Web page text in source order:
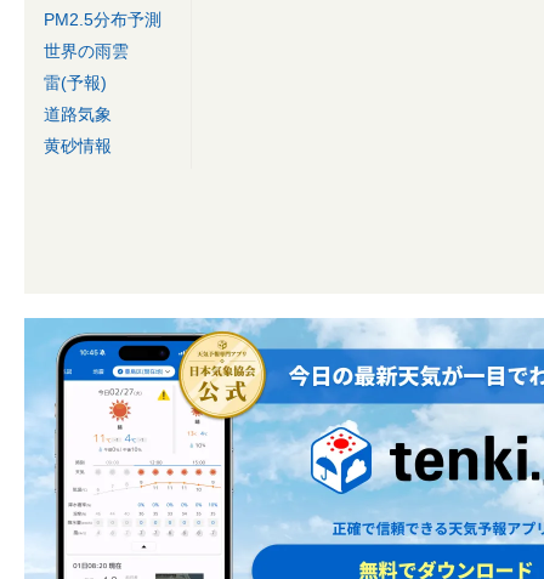
PM2.5分布予測
世界の雨雲
雷(予報)
道路気象
黄砂情報